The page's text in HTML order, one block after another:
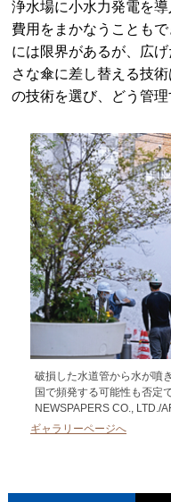
浄水場に小水力発電を
費用をまかなうことも
には限界があるが、広
さな傘に差し替える技
の技術を選び、どう管理
破損した水道管から水が噴
国で頻発する可能性も否定
NEWSPAPERS CO., LTD./
ギャラリーページへ